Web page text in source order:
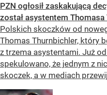
PZN ogłosił zaskakującą
został asystentem
Polskich skoczków od
Thomas Thurnbichler, który
z trzema asystentami. Już
spekulowano, że jednym z
skoczek, a w mediach